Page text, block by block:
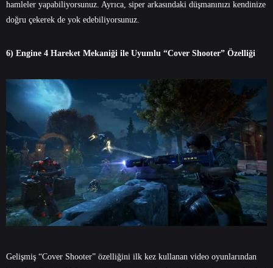
hamleler yapabiliyorsunuz. Ayrıca, siper arkasındaki düşmanınızı kendinize
doğru çekerek de yok edebiliyorsunuz.
6) Engine 4 Hareket Mekaniği ile Uyumlu “Cover Shooter” Özelliği
Gelişmiş “Cover Shooter” özelliğini ilk kez kullanan video oyunlarından